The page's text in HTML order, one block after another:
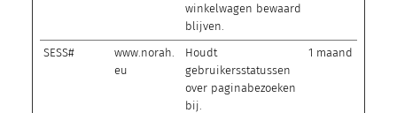
winkelwagen bewaard
blijven.
SESS#
www.norah.
eu
Houdt
gebruikersstatussen
over paginabezoeken
bij.
1 maand